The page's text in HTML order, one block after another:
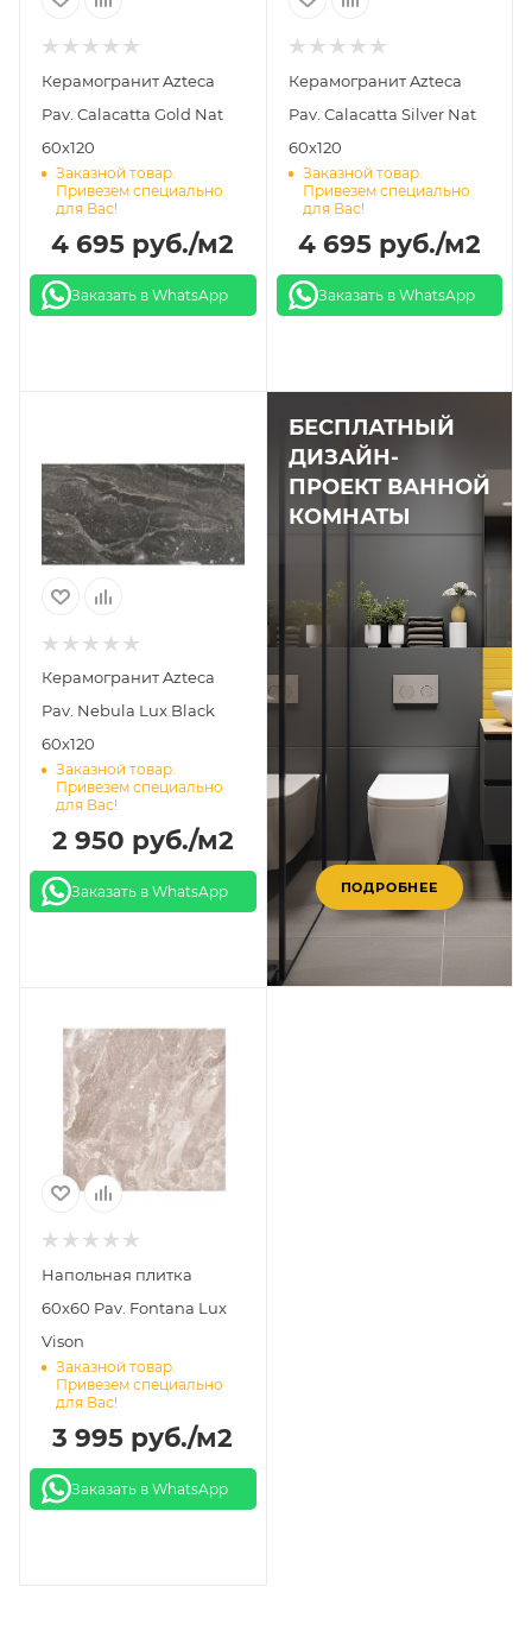
Керамогранит Azteca
Pav. Calacatta Gold Nat
60х120
Заказной товар.
Привезем специально
для Вас!
4 695 руб./м2
Заказать в WhatsApp
Керамогранит Azteca
Pav. Calacatta Silver Nat
60х120
Заказной товар.
Привезем специально
для Вас!
4 695руб./м2
Заказать в WhatsApp
Керамогранит Azteca
Pav. Nebula Lux Black
60х120
Заказной товар.
Привезем специально
для Вас!
2 950 руб./м2
Заказать в WhatsApp
БЕСПЛАТНЫЙ
ДИЗАЙН-
ПРОЕКТ ВАННОЙ
КОМНАТЫ
ПОДРОБНЕЕ
Напольная плитка
60х60 Pav. Fontana Lux
Vison
Заказной товар.
Привезем специально
для Вас!
3 995 руб./м2
Заказать в WhatsApp